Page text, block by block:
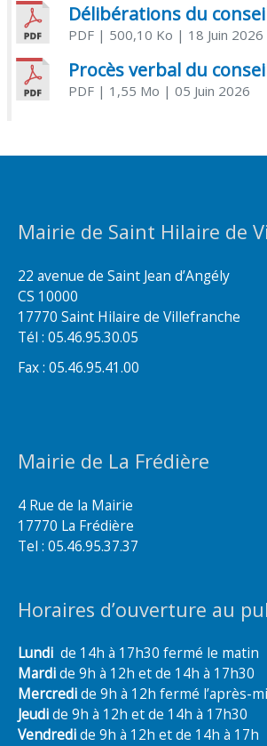
PDF| 500,10 Ko | 18 Juin 2026
PDF| 1,55 Mo | 05 Juin 2026
Mairie de Saint Hilaire de
22 avenue de Saint Jean d’Angély
CS 10000
17770 Saint Hilaire de Villefranche
Tél : 05.46.95.30.05
Fax : 05.46.95.41.00
Mairie de La Frédière
4 Rue de la Mairie
17770 La Frédière
Tel : 05.46.95.37.37
Horaires d’ouverture au
Lundi de 14h à 17h30 fermé le matin
Mardide 9h à 12h et de 14h à 17h30
Mercredide 9h à 12h fermé l’après-
Jeudide 9h à 12h et de 14h à 17h30
Vendredide 9h à 12h et de 14h à 17h